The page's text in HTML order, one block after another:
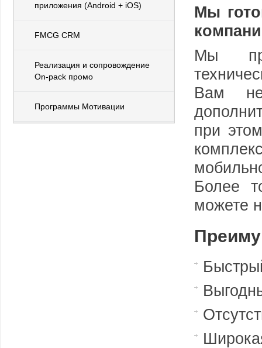
приложения (Android + iOS)
FMCG CRM
Реализация и сопровождение
On-pack промо
Программы Мотивации
Мы
Мы
Вам не
при
Более
можете